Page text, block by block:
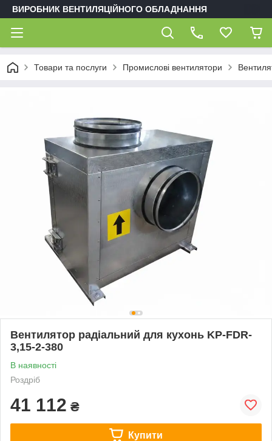
ВИРОБНИК ВЕНТИЛЯЦІЙНОГО ОБЛАДНАННЯ
Товари та послуги Промислові вентилятори
Вентилятор радіальний для кухонь KP-FDR-
3,15-2-380
В наявності
Роздріб
41 112 ₴
Купити